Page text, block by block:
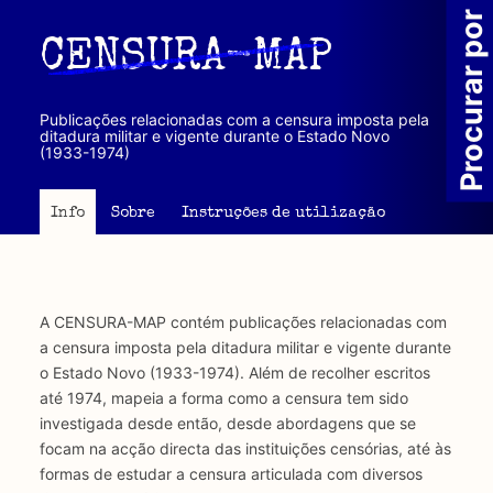
principal
CENSURA-MAP
Publicações relacionadas com a censura imposta pela
ditadura militar e vigente durante o Estado Novo
(1933-1974)
Info Sobre Instruções de utilização
A CENSURA-MAP contém publicações relacionadas com
a censura imposta pela ditadura militar e vigente durante
o Estado Novo (1933-1974). Além de recolher escritos
até 1974, mapeia a forma como a censura tem sido
investigada desde então, desde abordagens que se
focam na acção directa das instituições censórias, até às
formas de estudar a censura articulada com diversos
Procurar por